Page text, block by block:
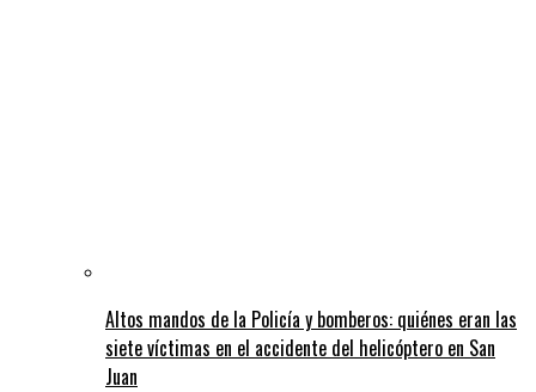
Altos mandos de la Policía y bomberos: quiénes eran las
siete víctimas en el accidente del helicóptero en San
Juan